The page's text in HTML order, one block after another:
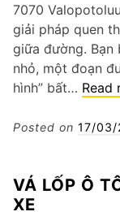
7070
giải pháp quen
giữa đường.
nhỏ, một đoạn
hình” bất… Read
Posted on 17/03/
VÁ LỐP Ô
XE